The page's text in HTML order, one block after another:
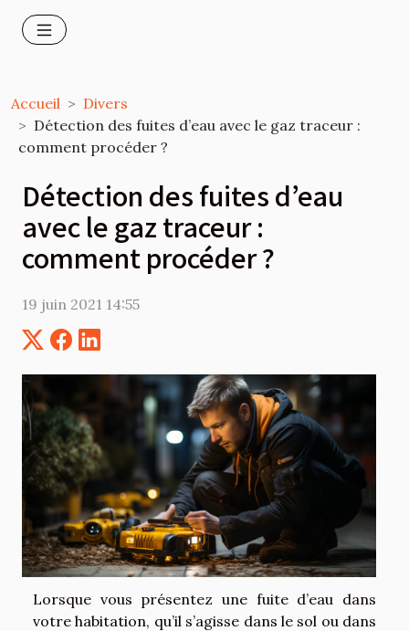
Accueil
Divers
Détection des fuites d’eau avec le gaz traceur :
comment procéder ?
Détection des fuites d’eau
avec le gaz traceur :
comment procéder ?
19 juin 2021 14:55
Lorsque vous présentez une fuite d’eau dans
votre habitation, qu’il s’agisse dans le sol ou dans